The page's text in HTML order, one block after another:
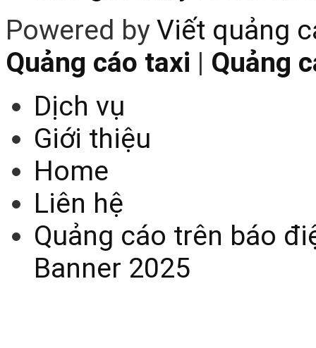
Powered byViết quảng
Quảng cáo taxi | Quảng
Dịch vụ
Giới thiệu
Home
Liên hệ
Quảng cáo trên báo
Banner 2025